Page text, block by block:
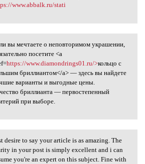
www.abbalk.ru/stati
вы мечтаете о
вы мечтаете о неповторимом украшении,
посетите <a
https://www.diamondrings01.ru/>кольцо с
бриллиантом</a> — здесь вы найдете
варианты и выгодные цены.
бриллианта — первостепенный
при выборе.
desire to say your
desire to say your article is as amazing. The
in your post is simply excellent and i can
you're an expert on this subject. Fine with